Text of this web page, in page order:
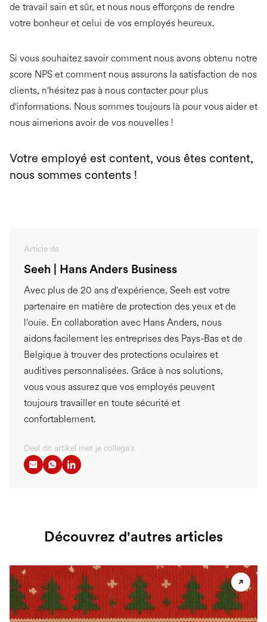
de travail sain et sûr, et nous nous efforçons de rendre
votre bonheur et celui de vos employés heureux.
Si vous souhaitez savoir comment nous avons obtenu notre
score NPS et comment nous assurons la satisfaction de nos
clients, n'hésitez pas à nous contacter pour plus
d'informations. Nous sommes toujours là pour vous aider et
nous aimerions avoir de vos nouvelles !
Votre employé est content, vous êtes content,
nous sommes contents !
Article de
Seeh | Hans Anders Business
Avec plus de 20 ans d'expérience, Seeh est votre
partenaire en matière de protection des yeux et de
l'ouïe. En collaboration avec Hans Anders, nous
aidons facilement les entreprises des Pays-Bas et de
Belgique à trouver des protections oculaires et
auditives personnalisées. Grâce à nos solutions,
vous vous assurez que vos employés peuvent
toujours travailler en toute sécurité et
confortablement.
Deel dit artikel met je collega's
Découvrez d'autres articles